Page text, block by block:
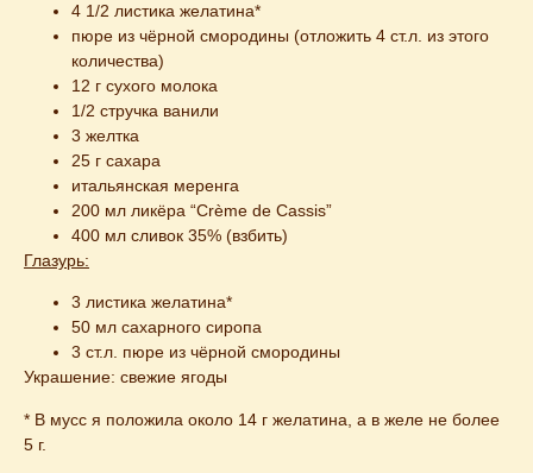
4 1/2 листика желатина*
пюре из чёрной смородины (отложить 4 ст.л. из этого
количества)
12 г сухого молока
1/2 стручка ванили
3 желтка
25 г сахара
итальянская меренга
200 мл ликёра “Crème de Cassis”
400 мл сливок 35% (взбить)
Глазурь:
3 листика желатина*
50 мл сахарного сиропа
3 ст.л. пюре из чёрной смородины
Украшение: свежие ягоды
* В мусс я положила около 14 г желатина, а в желе не более
5 г.